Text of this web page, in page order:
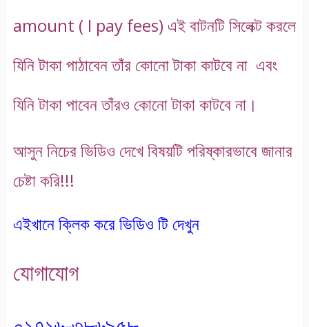
amount ( I pay fees) এই বাটনটি সিলেক্ট করলে
যিনি টাকা পাঠাবেন তাঁর কোনো টাকা কাটবে না এবং
যিনি টাকা পাবেন তাঁরও কোনো টাকা কাটবে না।
আসুন নিচের ভিডিও দেখে বিষয়টি পরিষ্কারভাবে জানার
চেষ্টা করি!!!
এইখানে ক্লিক করে ভিডিও টি দেখুন
যোগাযোগ